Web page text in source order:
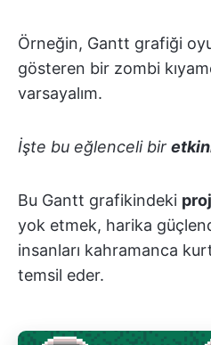
Örneğin, Gantt grafiği
gösteren bir zombi
varsayalım.
İşte bu eğlenceli bir
Bu Gantt grafikindeki
yok etmek, harika
insanları kahramanca
temsil eder.